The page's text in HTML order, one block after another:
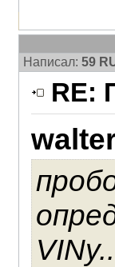
Написал: 59
RE: